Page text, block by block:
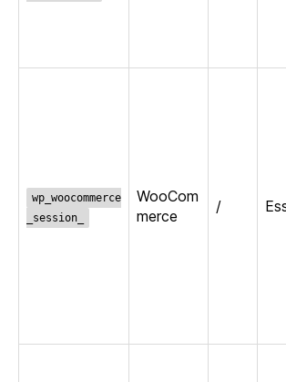
wp_woocommerce
_session_
WooCom
merce
/